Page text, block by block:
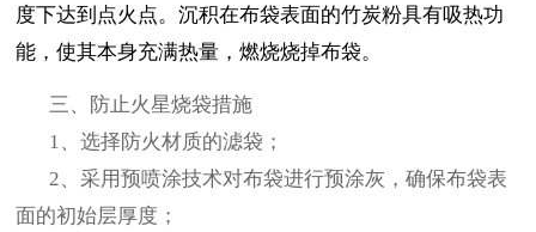
度下达到点火点。沉积在布袋表面的竹炭粉具有吸热功
能，使其本身充满热量，燃烧烧掉布袋。
三、防止火星烧袋措施
1、选择防火材质的滤袋；
2、采用预喷涂技术对布袋进行预涂灰，确保布袋表
面的初始层厚度；